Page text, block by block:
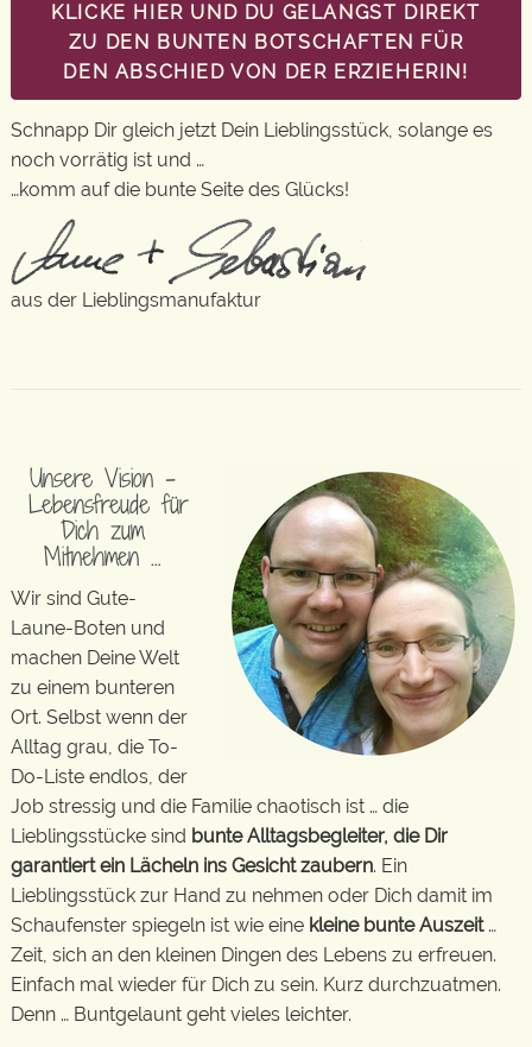
KLICKE HIER UND DU GELANGST DIREKT
ZU DEN BUNTEN BOTSCHAFTEN FÜR
DEN ABSCHIED VON DER ERZIEHERIN!
Schnapp Dir gleich jetzt Dein Lieblingsstück, solange es
noch vorrätig ist und …
…komm auf die bunte Seite des Glücks!
aus der Lieblingsmanufaktur
Unsere Vision –
Lebensfreude für
Dich zum
Mitnehmen …
Wir sind Gute-
Laune-Boten und
machen Deine Welt
zu einem bunteren
Ort. Selbst wenn der
Alltag grau, die To-
Do-Liste endlos, der
Job stressig und die Familie chaotisch ist … die
Lieblingsstücke sind bunte Alltagsbegleiter, die Dir
garantiert ein Lächeln ins Gesicht zaubern. Ein
Lieblingsstück zur Hand zu nehmen oder Dich damit im
Schaufenster spiegeln ist wie eine kleine bunte Auszeit…
Zeit, sich an den kleinen Dingen des Lebens zu erfreuen.
Einfach mal wieder für Dich zu sein. Kurz durchzuatmen.
Denn … Buntgelaunt geht vieles leichter.